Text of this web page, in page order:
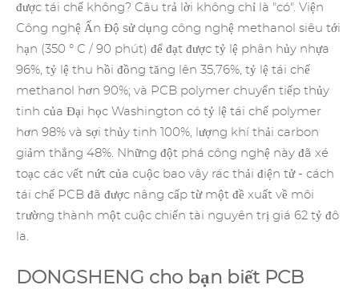
được tái chế không? Câu trả lời không chỉ là "có". Viện
Công nghệ Ấn Độ sử dụng công nghệ methanol siêu tới
hạn (350 ° C / 90 phút) để đạt được tỷ lệ phân hủy nhựa
96%, tỷ lệ thu hồi đồng tăng lên 35,76%, tỷ lệ tái chế
methanol hơn 90%; và PCB polymer chuyển tiếp thủy
tinh của Đại học Washington có tỷ lệ tái chế polymer
hơn 98% và sợi thủy tinh 100%, lượng khí thải carbon
giảm thẳng 48%. Những đột phá công nghệ này đã xé
toạc các vết nứt của cuộc bao vây rác thải điện tử - cách
tái chế PCB đã được nâng cấp từ một đề xuất về môi
trường thành một cuộc chiến tài nguyên trị giá 62 tỷ đô
la.
DONGSHENG cho bạn biết PCB